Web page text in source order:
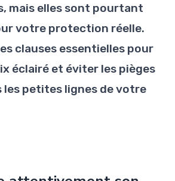
mais elles sont pourtant
votre protection réelle.
clauses essentielles pour
éclairé et éviter les pièges
les petites lignes de votre